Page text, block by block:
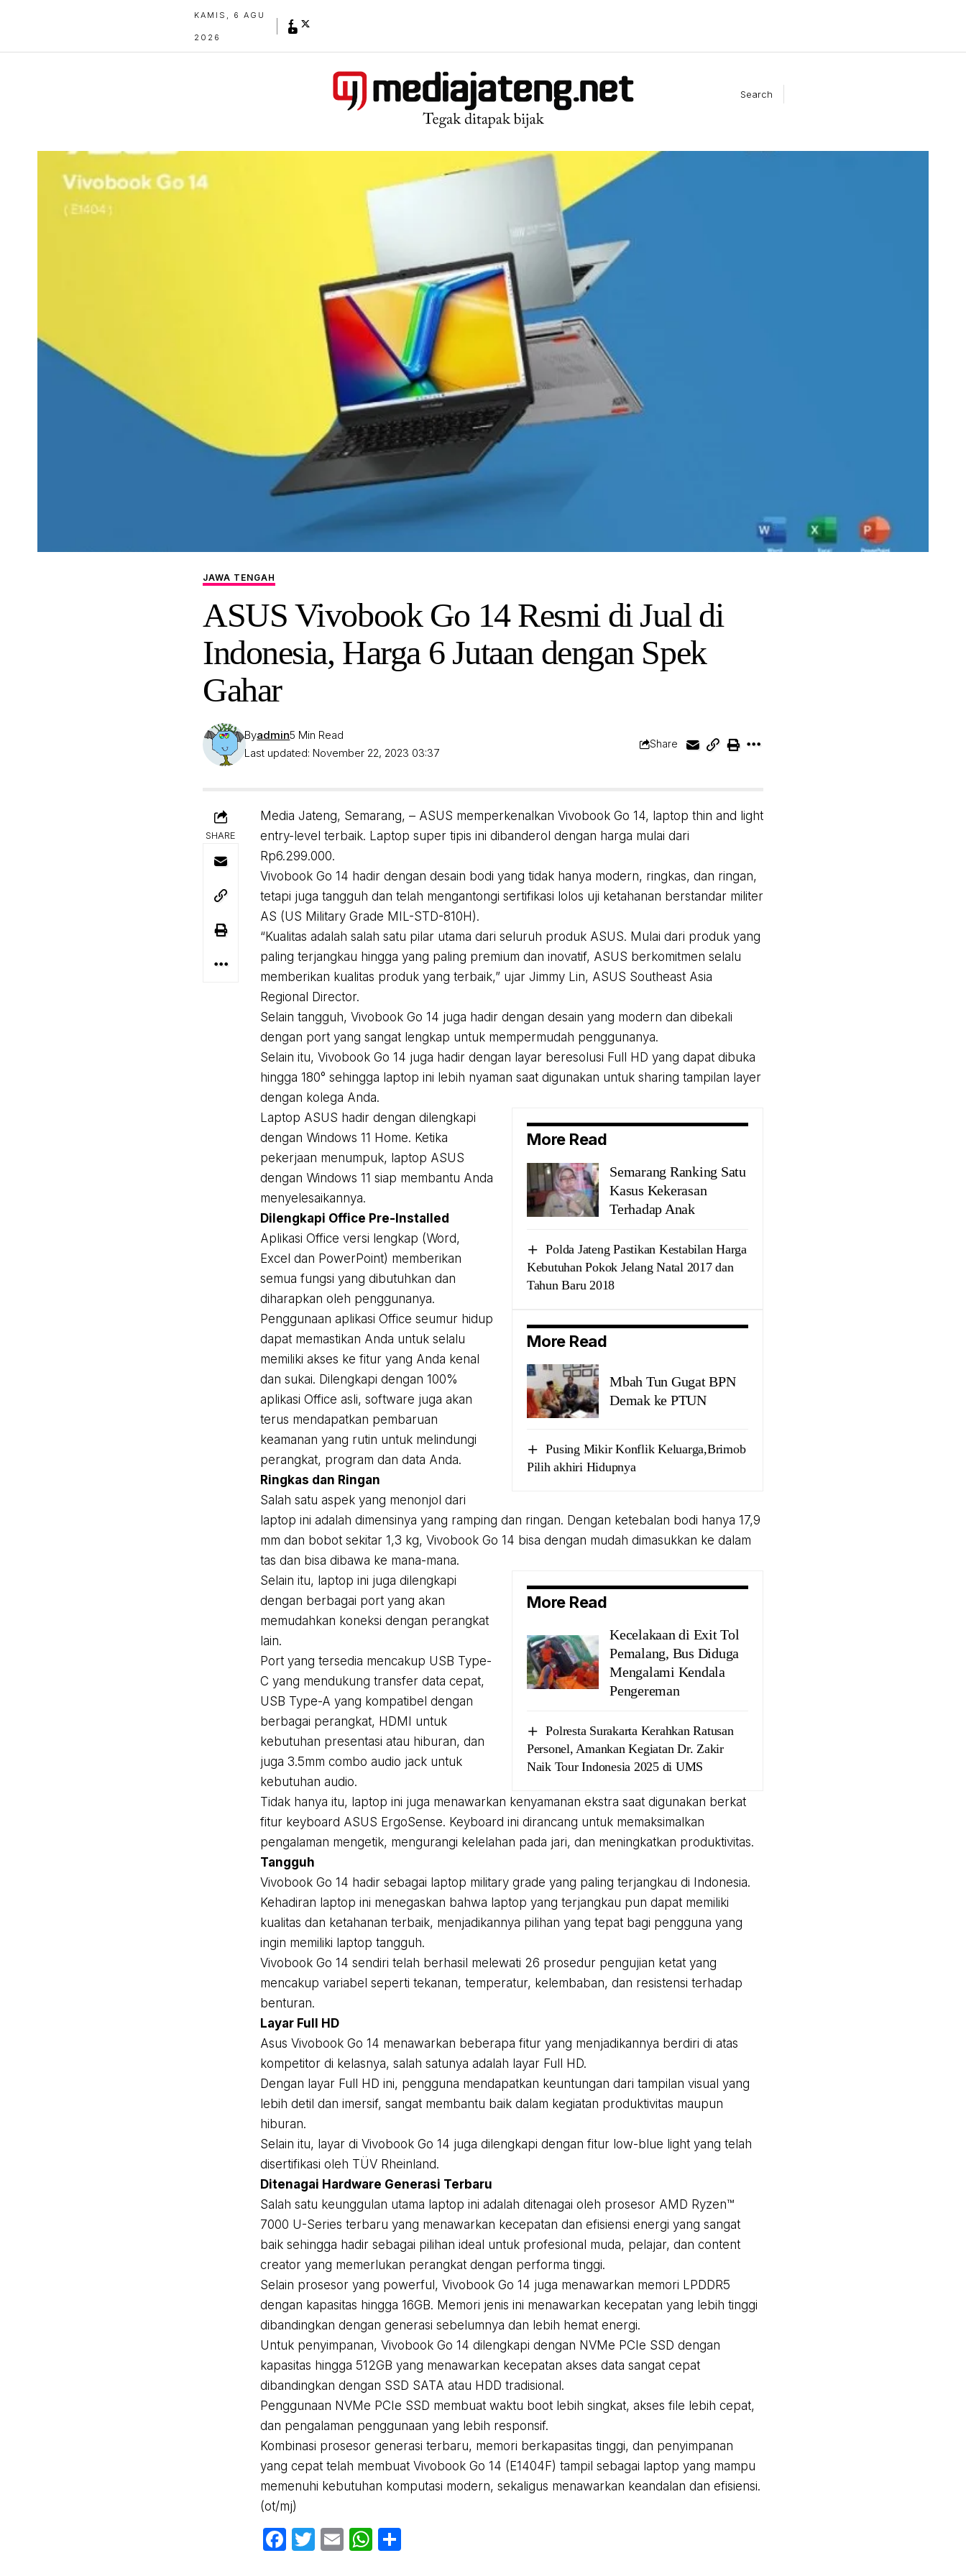
KAMIS, 6 AGU
2026
Search
JAWA TENGAH
ASUS Vivobook Go 14 Resmi di Jual di
Indonesia, Harga 6 Jutaan dengan Spek
Gahar
Last updated: November 22, 2023 03:37
Byadmin5 Min Read
Share
SHARE
Media Jateng, Semarang, – ASUS memperkenalkan Vivobook Go 14, laptop thin and light
entry-level terbaik. Laptop super tipis ini dibanderol dengan harga mulai dari
Rp6.299.000.
Vivobook Go 14 hadir dengan desain bodi yang tidak hanya modern, ringkas, dan ringan,
tetapi juga tangguh dan telah mengantongi sertifikasi lolos uji ketahanan berstandar militer
AS (US Military Grade MIL-STD-810H).
“Kualitas adalah salah satu pilar utama dari seluruh produk ASUS. Mulai dari produk yang
paling terjangkau hingga yang paling premium dan inovatif, ASUS berkomitmen selalu
memberikan kualitas produk yang terbaik,” ujar Jimmy Lin, ASUS Southeast Asia
Regional Director.
Selain tangguh, Vivobook Go 14 juga hadir dengan desain yang modern dan dibekali
dengan port yang sangat lengkap untuk mempermudah penggunanya.
Selain itu, Vivobook Go 14 juga hadir dengan layar beresolusi Full HD yang dapat dibuka
hingga 180° sehingga laptop ini lebih nyaman saat digunakan untuk sharing tampilan layer
dengan kolega Anda.
More Read
Semarang Ranking Satu
Kasus Kekerasan
Terhadap Anak
Polda Jateng Pastikan Kestabilan Harga
Kebutuhan Pokok Jelang Natal 2017 dan
Tahun Baru 2018
Laptop ASUS hadir dengan dilengkapi
dengan Windows 11 Home. Ketika
pekerjaan menumpuk, laptop ASUS
dengan Windows 11 siap membantu Anda
menyelesaikannya.
Dilengkapi Office Pre-Installed
More Read
Mbah Tun Gugat BPN
Demak ke PTUN
Pusing Mikir Konflik Keluarga,Brimob
Pilih akhiri Hidupnya
Aplikasi Office versi lengkap (Word,
Excel dan PowerPoint) memberikan
semua fungsi yang dibutuhkan dan
diharapkan oleh penggunanya.
Penggunaan aplikasi Office seumur hidup
dapat memastikan Anda untuk selalu
memiliki akses ke fitur yang Anda kenal
dan sukai. Dilengkapi dengan 100%
aplikasi Office asli, software juga akan
terus mendapatkan pembaruan
keamanan yang rutin untuk melindungi
perangkat, program dan data Anda.
Ringkas dan Ringan
Salah satu aspek yang menonjol dari
laptop ini adalah dimensinya yang ramping dan ringan. Dengan ketebalan bodi hanya 17,9
mm dan bobot sekitar 1,3 kg, Vivobook Go 14 bisa dengan mudah dimasukkan ke dalam
tas dan bisa dibawa ke mana-mana.
More Read
Kecelakaan di Exit Tol
Pemalang, Bus Diduga
Mengalami Kendala
Pengereman
Polresta Surakarta Kerahkan Ratusan
Personel, Amankan Kegiatan Dr. Zakir
Naik Tour Indonesia 2025 di UMS
Selain itu, laptop ini juga dilengkapi
dengan berbagai port yang akan
memudahkan koneksi dengan perangkat
lain.
Port yang tersedia mencakup USB Type-
C yang mendukung transfer data cepat,
USB Type-A yang kompatibel dengan
berbagai perangkat, HDMI untuk
kebutuhan presentasi atau hiburan, dan
juga 3.5mm combo audio jack untuk
kebutuhan audio.
Tidak hanya itu, laptop ini juga menawarkan kenyamanan ekstra saat digunakan berkat
fitur keyboard ASUS ErgoSense. Keyboard ini dirancang untuk memaksimalkan
pengalaman mengetik, mengurangi kelelahan pada jari, dan meningkatkan produktivitas.
Tangguh
Vivobook Go 14 hadir sebagai laptop military grade yang paling terjangkau di Indonesia.
Kehadiran laptop ini menegaskan bahwa laptop yang terjangkau pun dapat memiliki
kualitas dan ketahanan terbaik, menjadikannya pilihan yang tepat bagi pengguna yang
ingin memiliki laptop tangguh.
Vivobook Go 14 sendiri telah berhasil melewati 26 prosedur pengujian ketat yang
mencakup variabel seperti tekanan, temperatur, kelembaban, dan resistensi terhadap
benturan.
Layar Full HD
Asus Vivobook Go 14 menawarkan beberapa fitur yang menjadikannya berdiri di atas
kompetitor di kelasnya, salah satunya adalah layar Full HD.
Dengan layar Full HD ini, pengguna mendapatkan keuntungan dari tampilan visual yang
lebih detil dan imersif, sangat membantu baik dalam kegiatan produktivitas maupun
hiburan.
Selain itu, layar di Vivobook Go 14 juga dilengkapi dengan fitur low-blue light yang telah
disertifikasi oleh TÜV Rheinland.
Ditenagai Hardware Generasi Terbaru
Salah satu keunggulan utama laptop ini adalah ditenagai oleh prosesor AMD Ryzen™
7000 U-Series terbaru yang menawarkan kecepatan dan efisiensi energi yang sangat
baik sehingga hadir sebagai pilihan ideal untuk profesional muda, pelajar, dan content
creator yang memerlukan perangkat dengan performa tinggi.
Selain prosesor yang powerful, Vivobook Go 14 juga menawarkan memori LPDDR5
dengan kapasitas hingga 16GB. Memori jenis ini menawarkan kecepatan yang lebih tinggi
dibandingkan dengan generasi sebelumnya dan lebih hemat energi.
Untuk penyimpanan, Vivobook Go 14 dilengkapi dengan NVMe PCIe SSD dengan
kapasitas hingga 512GB yang menawarkan kecepatan akses data sangat cepat
dibandingkan dengan SSD SATA atau HDD tradisional.
Penggunaan NVMe PCIe SSD membuat waktu boot lebih singkat, akses file lebih cepat,
dan pengalaman penggunaan yang lebih responsif.
Kombinasi prosesor generasi terbaru, memori berkapasitas tinggi, dan penyimpanan
yang cepat telah membuat Vivobook Go 14 (E1404F) tampil sebagai laptop yang mampu
memenuhi kebutuhan komputasi modern, sekaligus menawarkan keandalan dan efisiensi.
(ot/mj)
Facebook
Twitter
EmailWhatsApp